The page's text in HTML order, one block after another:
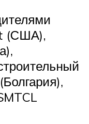
(США),